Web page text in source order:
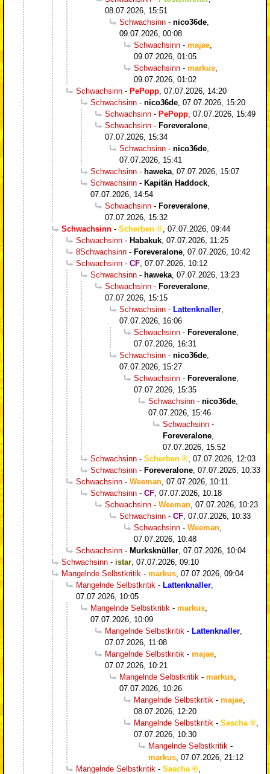
08.07.2026, 15:51
Schwachsinn - nico36de
09.07.2026, 00:08
Schwachsinn - majae
09.07.2026, 01:05
Schwachsinn - markus
09.07.2026, 01:02
Schwachsinn - PePopp 07.07.2026, 14:20
Schwachsinn - nico36de 07.07.2026, 15:20
Schwachsinn - PePopp 07.07.2026, 15:49
Schwachsinn - Foreveralone
07.07.2026, 15:34
Schwachsinn - nico36de
07.07.2026, 15:41
Schwachsinn - haweka 07.07.2026, 15:07
Schwachsinn - Kapitän Haddock
07.07.2026, 14:54
Schwachsinn - Foreveralone
07.07.2026, 15:32
Schwachsinn - Scherben
07.07.2026, 09:44
Schwachsinn - Habakuk 07.07.2026, 11:25
8Schwachsinn - Foreveralone 07.07.2026, 10:42
Schwachsinn - CF 07.07.2026, 10:12
Schwachsinn - haweka 07.07.2026, 13:23
Schwachsinn - Foreveralone
07.07.2026, 15:15
Schwachsinn - Lattenknaller
07.07.2026, 16:06
Schwachsinn - Foreveralone
07.07.2026, 16:31
Schwachsinn - nico36de
07.07.2026, 15:27
Schwachsinn - Foreveralone
07.07.2026, 15:35
Schwachsinn - nico36de
07.07.2026, 15:46
Schwachsinn -
Foreveralone
07.07.2026, 15:52
Schwachsinn - Scherben
07.07.2026, 12:03
Schwachsinn - Foreveralone 07.07.2026, 10:33
Schwachsinn - Weeman 07.07.2026, 10:11
Schwachsinn - CF 07.07.2026, 10:18
Schwachsinn - Weeman 07.07.2026, 10:23
Schwachsinn - CF 07.07.2026, 10:33
Schwachsinn - Weeman
07.07.2026, 10:48
Schwachsinn - Murksknüller 07.07.2026, 10:04
Schwachsinn - istar 07.07.2026, 09:10
Mangelnde Selbstkritik - markus 07.07.2026, 09:04
Mangelnde Selbstkritik - Lattenknaller
07.07.2026, 10:05
Mangelnde Selbstkritik - markus
07.07.2026, 10:09
Mangelnde Selbstkritik - Lattenknaller
07.07.2026, 11:08
Mangelnde Selbstkritik - majae
07.07.2026, 10:21
Mangelnde Selbstkritik - markus
07.07.2026, 10:26
Mangelnde Selbstkritik - majae
08.07.2026, 12:20
Mangelnde Selbstkritik - Sascha
07.07.2026, 10:30
Mangelnde Selbstkritik -
markus 07.07.2026, 21:12
Mangelnde Selbstkritik - Sascha